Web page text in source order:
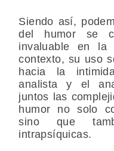
Siendo así,
del humor se
invaluable en la
contexto, su uso
hacia la
analista y el
juntos las
humor no solo
sino que
intrapsíquicas.